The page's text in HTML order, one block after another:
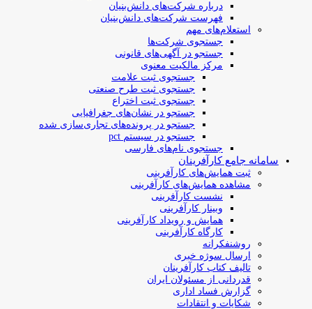
درباره شرکت‌های دانش‌بنیان
فهرست شرکت‌های دانش‌بنیان
استعلام‌های مهم
جستجوی شرکت‌ها
جستجو در آگهی‌های قانونی
مرکز مالکیت معنوی
جستجوی ثبت علامت
جستجوی ثبت طرح صنعتی
جستجوی ثبت اختراع
جستجو در نشان‌های جغرافیایی
جستجو در پرونده‌های تجاری‌سازی شده
جستجو در سیستم pct
جستجوی نام‌های فارسی
سامانه جامع کارآفرینان
ثبت همایش‌های کارآفرینی
مشاهده همایش‌های کارآفرینی
نشست کارآفرینی
وبینار کارآفرینی
همایش و رویداد کارآفرینی
کارگاه کارآفرینی
روشنفکرانه
ارسال سوژه‌ خبری
تالیف کتاب کارآفرینان
قدردانی از مسئولان ایران
گزارش فساد اداری
شکایات و انتقادات